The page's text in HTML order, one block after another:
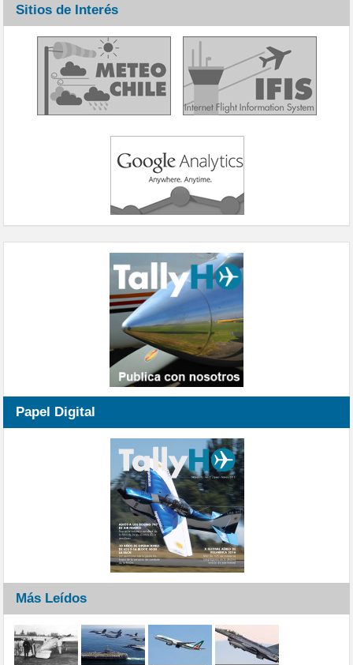
Sitios de Interés
Papel Digital
Más Leídos